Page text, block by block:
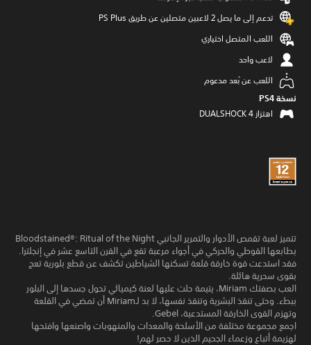
تدعم إلى ما يصل 2 لاعبين متصلين عن طريق PS Plus‏
اللعب المتصل اختياري
لاعب واحد
اللعب عن بُعد مدعوم
نسخة PS4‏
اهتزاز DUALSHOCK 4‏
تتميز لعبة تقمص الأدوار والتمرير الجانبي Bloodstained®︎: Ritual of the Night
بطابعها القوطي والحركي في أجواء مرعبة تقع في القرن التاسع عشر في إنجلترا.
فقد استدعت قوة خارقة قلعة تسكنها الشياطين تكشف عن قطع بلورية تعج
بقوى سحرية هائلة.
العب بصفتك Miriam، يتيمة حلت عليها لعنة كيميائي تحول جسدها إلى البلور
ببطء. وحتى تنقذ البشرية وتنقذ نفسها، لا بد لـMiriam أن تمضي في القلعة
وتهزم القوى الخارقة المستدعية، Gebel.
اجمع مجموعة مختلفة من الأسلحة والمعدات والمنهوبات واصنعها وافتحها
لهزيمة أتباع وزعماء الجحيم الذين لا حصر لهم!